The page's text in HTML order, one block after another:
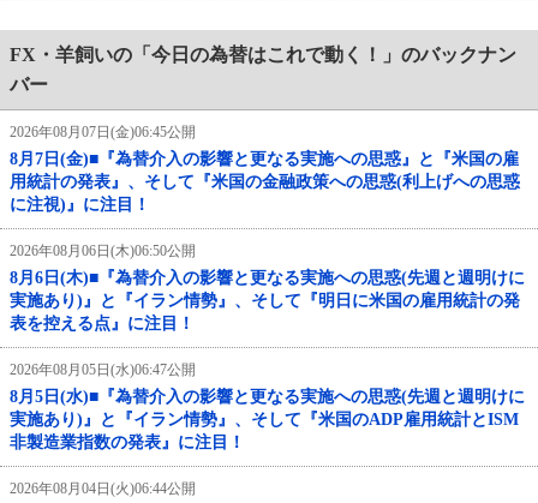
FX・羊飼いの「今日の為替はこれで動く！」のバックナン
バー
2026年08月07日(金)06:45公開
8月7日(金)■『為替介入の影響と更なる実施への思惑』と『米国の雇
用統計の発表』、そして『米国の金融政策への思惑(利上げへの思惑
に注視)』に注目！
2026年08月06日(木)06:50公開
8月6日(木)■『為替介入の影響と更なる実施への思惑(先週と週明けに
実施あり)』と『イラン情勢』、そして『明日に米国の雇用統計の発
表を控える点』に注目！
2026年08月05日(水)06:47公開
8月5日(水)■『為替介入の影響と更なる実施への思惑(先週と週明けに
実施あり)』と『イラン情勢』、そして『米国のADP雇用統計とISM
非製造業指数の発表』に注目！
2026年08月04日(火)06:44公開